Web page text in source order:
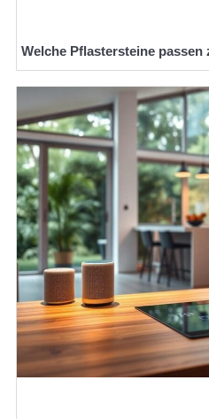
Welche Pflastersteine